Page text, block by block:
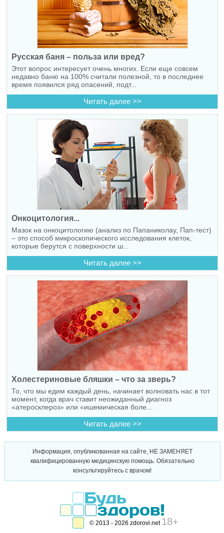
Русская баня – польза или вред?
Этот вопрос интересует очень многих. Если еще совсем
недавно баню на 100% считали полезной, то в последнее
время появился ряд опасений, подт...
Читать далее >>
Онкоцитология...
Мазок на онкоцитологию (анализ по Папаниколау, Пап-тест)
– это способ микроскопического исследования клеток,
которые берутся с поверхности ш...
Читать далее >>
Холестериновые бляшки – что за зверь?
То, что мы едим каждый день, начинает волновать нас в тот
момент, когда врач ставит неожиданный диагноз
«атеросклероз» или «ишемическая боле...
Читать далее >>
Информация, опубликованная на сайте, НЕ ЗАМЕНЯЕТ
квалифицированную медицинскую помощь. Обязательно
консультируйтесь с врачом!
© 2013 - 2026 zdorovi.net 18+